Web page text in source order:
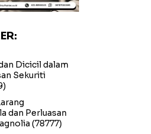
Dicicil dalam
Sekuriti
dan Perluasan
(78777)